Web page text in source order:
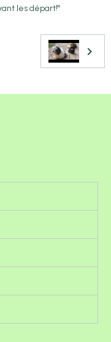
les départ!"